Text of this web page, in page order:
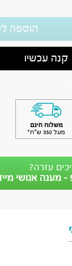
הוספה
קנה עכשיו
משלוח חינם
מעל 350 ש״ח*
עזרה?
- מענה אנושי